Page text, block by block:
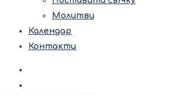
Молитви
Календар
Контакти